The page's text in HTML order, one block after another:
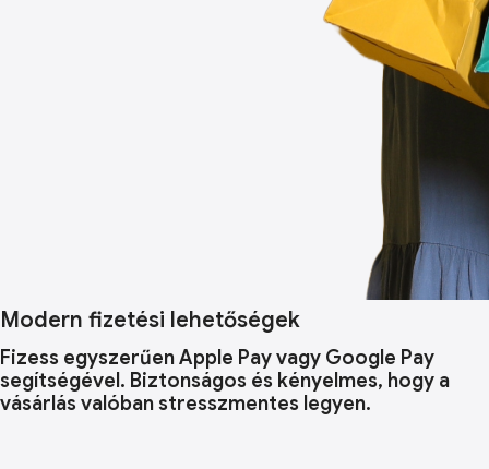
Modern fizetési lehetőségek
Fizess egyszerűen Apple Pay vagy Google Pay
segítségével. Biztonságos és kényelmes, hogy a
vásárlás valóban stresszmentes legyen.